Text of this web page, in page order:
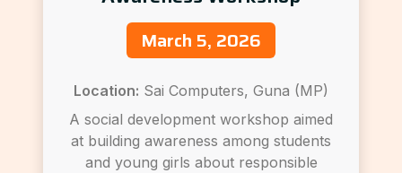
March 5, 2026
Location: Sai Computers, Guna (MP)
A social development workshop aimed
at building awareness among students
and young girls about responsible